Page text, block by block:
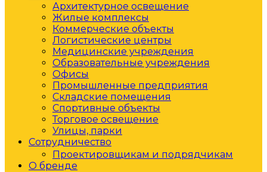
Архитектурное освещение
Жилые комплексы
Коммерческие объекты
Логистические центры
Медицинские учреждения
Образовательные учреждения
Офисы
Промышленные предприятия
Складские помещения
Спортивные объекты
Торговое освещение
Улицы, парки
Сотрудничество
Проектировщикам и подрядчикам
О бренде